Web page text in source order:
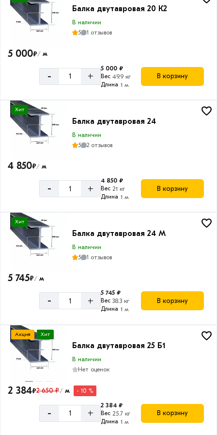
Балка двутавровая 20 К2
В наличии
5
1 отзывов
5 000₽/ м
- +
5 000 ₽
Вес 49.9 кг
Длина 1 м
В корзину
Хит
Балка двутавровая 24
В наличии
5
2 отзывов
4 850₽/ м
- +
4 850 ₽
Вес 21 кг
Длина 1 м
В корзину
Хит
Балка двутавровая 24 М
В наличии
5
1 отзывов
5 745₽/ м
- +
5 745 ₽
Вес 38.3 кг
Длина 1 м
В корзину
Акция Хит
Балка двутавровая 25 Б1
В наличии
Нет оценок
2 384₽2 650 ₽/ м - 10 %
- +
2 384 ₽
Вес 25.7 кг
Длина 1 м
В корзину